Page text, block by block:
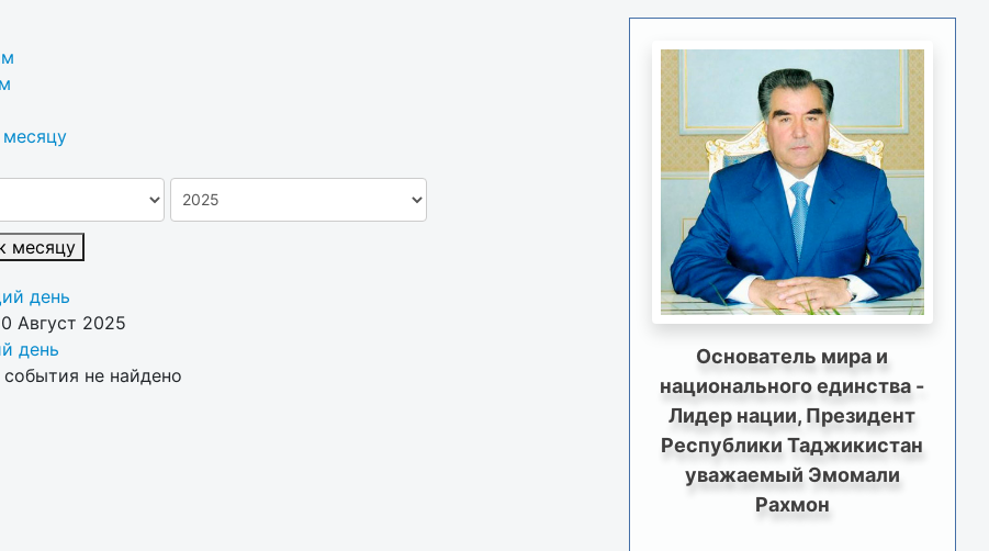
месяцу
день
Август 2025
день
не найдено
Основатель мира и
национального единства -
Лидер нации, Президент
Республики Таджикистан
уважаемый Эмомали
Рахмон